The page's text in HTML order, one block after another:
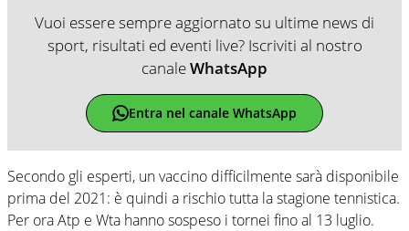
Vuoi essere sempre aggiornato su ultime news di
sport, risultati ed eventi live? Iscriviti al nostro
canaleWhatsApp
Entra nel canale WhatsApp
Secondo gli esperti, un vaccino difficilmente sarà disponibile
prima del 2021: è quindi a rischio tutta la stagione tennistica.
Per ora Atp e Wta hanno sospeso i tornei fino al 13 luglio.